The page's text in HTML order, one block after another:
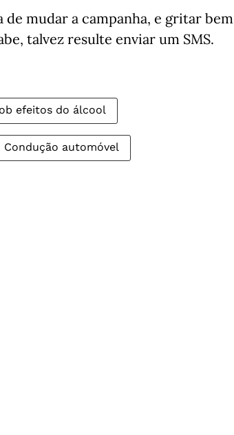
de mudar a campanha, e gritar bem
talvez resulte enviar um SMS.
efeitos do álcool
Condução automóvel